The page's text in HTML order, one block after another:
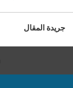
جريدة المقال